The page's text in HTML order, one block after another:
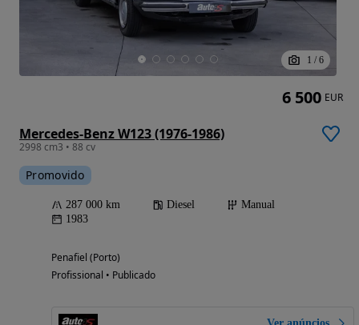
1 / 6
Mercedes-Benz W123 (1976-1986)
2998 cm3 • 88 cv
Promovido
287 000 km Diesel
Manual
1983
Penafiel (Porto)
Profissional • Publicado
6 500 EUR